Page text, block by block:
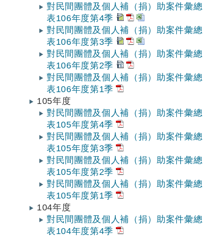
對民間團體及個人補（捐）助案件彙總
表106年度第4季
對民間團體及個人補（捐）助案件彙總
表106年度第3季
對民間團體及個人補（捐）助案件彙總
表106年度第2季
對民間團體及個人補（捐）助案件彙總
表106年度第1季
105年度
對民間團體及個人補（捐）助案件彙總
表105年度第4季
對民間團體及個人補（捐）助案件彙總
表105年度第3季
對民間團體及個人補（捐）助案件彙總
表105年度第2季
對民間團體及個人補（捐）助案件彙總
表105年度第1季
104年度
對民間團體及個人補（捐）助案件彙總
表104年度第4季